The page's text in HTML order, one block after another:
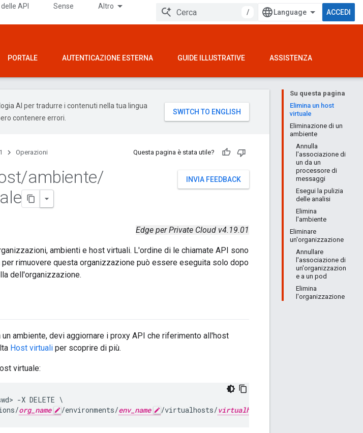
API Sense Altro
/ ACCEDI
PORTALE AUTENTICAZIONE ESTERNA GUIDE ILLUSTRATIVE ASSISTENZA
Su questa pagina
Elimina un host
virtuale
Eliminazione di un
ambiente
Annulla
l'associazione di
un da un
processore di
messaggi
Esegui la pulizia
delle analisi
Elimina
l'ambiente
Eliminare
un'organizzazione
Annullare
l'associazione di
un'organizzazion
e a un pod
Elimina
l'organizzazione
AI per tradurre i contenuti nella tua lingua
contenere errori.
Operazioni Questa pagina è stata utile?
INVIA FEEDBACK
/ambiente/
Edge per Private Cloud v4.19.01
ambienti e host virtuali. L'ordine di le chiamate API sono
rimuovere questa organizzazione può essere eseguita solo dopo
dell'organizzazione.
ambiente, devi aggiornare i proxy API che riferimento all'host
Host virtuali per scoprire di più.
virtuale:
-X DELETE \
org_name /environments/env_name /virtualhosts/virtualhost_name